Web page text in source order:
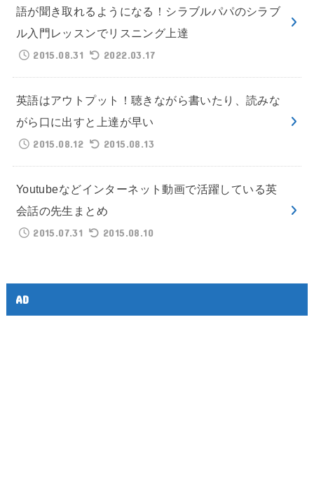
語が聞き取れるようになる！シラブルパパのシラブ
ル入門レッスンでリスニング上達
2015.08.31
2022.03.17
英語はアウトプット！聴きながら書いたり、読みな
がら口に出すと上達が早い
2015.08.12
2015.08.13
Youtubeなどインターネット動画で活躍している英
会話の先生まとめ
2015.07.31
2015.08.10
AD